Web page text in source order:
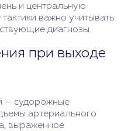
и центральную
важно учитывать
диагнозы.
при выходе
— судорожные
артериального
выраженное